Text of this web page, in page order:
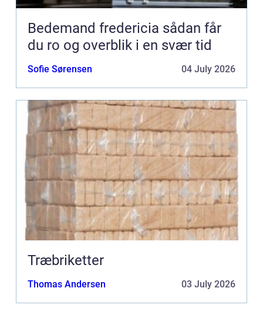
Bedemand fredericia sådan får
du ro og overblik i en svær tid
Sofie Sørensen 04 July 2026
Træbriketter
Thomas Andersen 03 July 2026